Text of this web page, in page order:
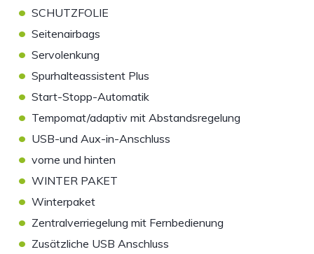
• SCHUTZFOLIE
• Seitenairbags
• Servolenkung
• Spurhalteassistent Plus
• Start-Stopp-Automatik
• Tempomat/adaptiv mit Abstandsregelung
• USB-und Aux-in-Anschluss
• vorne und hinten
• WINTER PAKET
• Winterpaket
• Zentralverriegelung mit Fernbedienung
• Zusätzliche USB Anschluss